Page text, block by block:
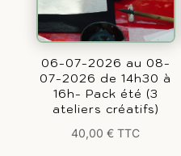
06-07-2026 au 08-
07-2026 de 14h30 à
16h- Pack été (3
ateliers créatifs)
40,00€ TTC